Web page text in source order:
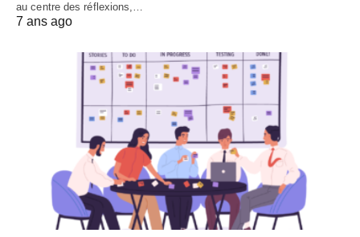
au centre des réflexions,…
7 ans ago